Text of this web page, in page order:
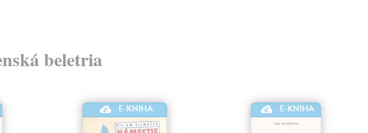
beletria
E-KNIHA E-KNIHA